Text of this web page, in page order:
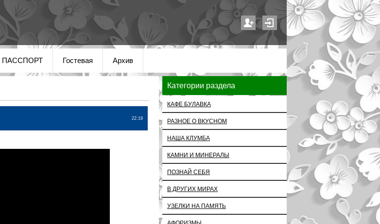
ПАССПОРТ Гостевая Архив
22:19
Категории раздела
КАФЕ БУЛАВКА
РАЗНОЕ О ВКУСНОМ
НАША КЛУМБА
КАМНИ И МИНЕРАЛЫ
ПОЗНАЙ СЕБЯ
В ДРУГИХ МИРАХ
УЗЕЛКИ НА ПАМЯТЬ